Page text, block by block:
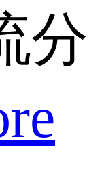
分